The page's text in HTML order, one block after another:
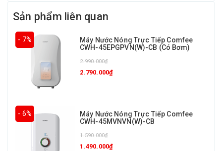
Sản phẩm liên quan
- 7%
Máy Nước Nóng Trực Tiếp Comfee
CWH-45EPGPVN(W)-CB (Có Bơm)
2.990.000₫
2.790.000₫
- 6%
Máy Nước Nóng Trực Tiếp Comfee
CWH-45MVNVN(W)-CB
1.590.000₫
1.490.000₫